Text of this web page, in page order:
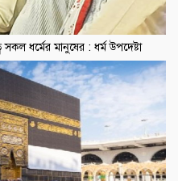
সকল ধর্মের মানুষের : ধর্ম উপদেষ্টা